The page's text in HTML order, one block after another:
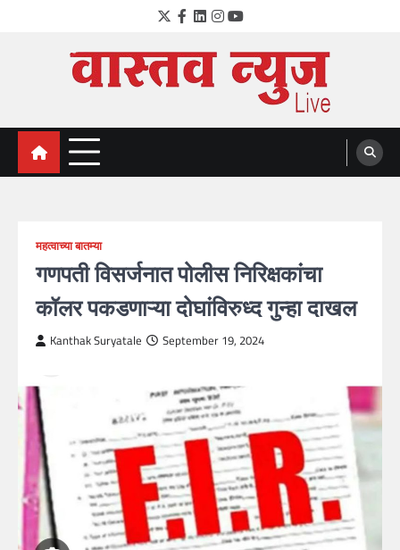
Twitter
Facebook
LinkedIn
Instagram
YouTube
VastavNEWSLive.com
a leading NEWS portal of Maharahstra
महत्वाच्या बातम्या
गणपती विसर्जनात पोलीस निरिक्षकांचा
कॉलर पकडणाऱ्या दोघांविरुध्द गुन्हा दाखल
Kanthak Suryatale September 19, 2024